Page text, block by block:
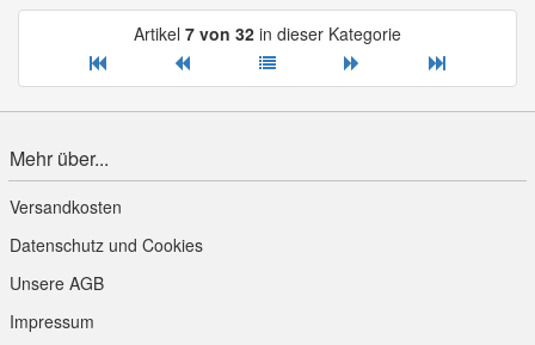
Artikel 7 von 32 in dieser Kategorie
Mehr über...
Versandkosten
Datenschutz und Cookies
Unsere AGB
Impressum